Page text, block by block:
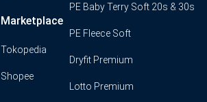
Marketplace
Tokopedia
Shopee
PE Baby Terry Soft 20s & 30s
PE Fleece Soft
Dryfit Premium
Lotto Premium